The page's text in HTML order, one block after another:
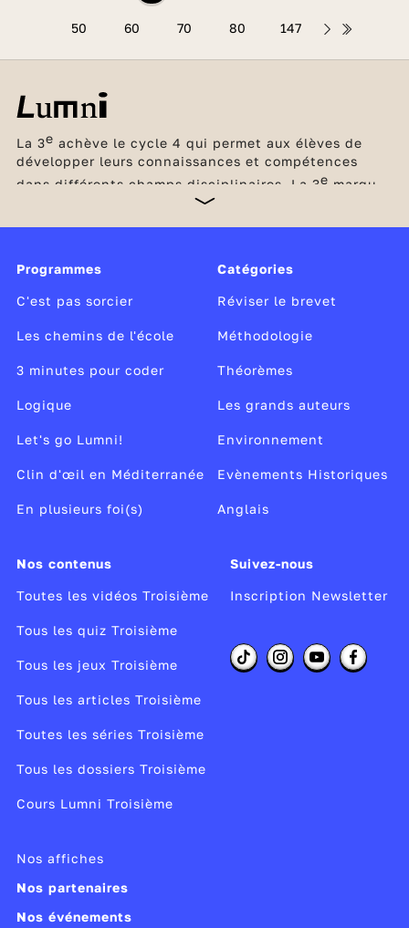
50 60 70 80 147
La 3e achève le cycle 4 qui permet aux élèves de
développer leurs connaissances et compétences
dans différents champs disciplinaires. La 3e marque
un tournant, car elle clôt le collège et prépare le
élèves de découvrir concrètement le monde du
travail lors d’un stage d’observation en entreprise et
de réfléchir à leurs envies de métier.
Programmes
C'est pas sorcier
Les chemins de l'école
3 minutes pour coder
Logique
Let's go Lumni!
Clin d'œil en Méditerranée
En plusieurs foi(s)
Catégories
Réviser le brevet
Méthodologie
Théorèmes
Les grands auteurs
Environnement
Evènements Historiques
Anglais
Nos contenus
Toutes les vidéos Troisième
Tous les quiz Troisième
Tous les jeux Troisième
Tous les articles Troisième
Toutes les séries Troisième
Tous les dossiers Troisième
Cours Lumni Troisième
Suivez-nous
Inscription Newsletter
Nos affiches
Nos partenaires
Nos événements